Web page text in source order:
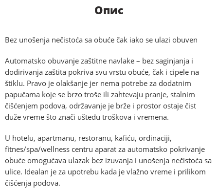
Опис
Bez unošenja nečistoća sa obuće čak iako se ulazi obuven
Automatsko obuvanje zaštitne navlake – bez saginjanja i
dodirivanja zaštita pokriva svu vrstu obuće, čak i cipele na
štiklu. Pravo je olakšanje jer nema potrebe za dodatnim
papučama koje se brzo troše ili zahtevaju pranje, stalnim
čišćenjem podova, održavanje je brže i prostor ostaje čist
duže vreme što znači uštedu troškova i vremena.
U hotelu, apartmanu, restoranu, kafiću, ordinaciji,
fitnes/spa/wellness centru aparat za automatsko pokrivanje
obuće omogućava ulazak bez izuvanja i unošenja nečistoća sa
ulice. Idealan je za upotrebu kada je vlažno vreme i prilikom
čišćenja podova.